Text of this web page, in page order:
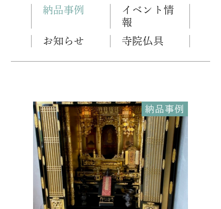
納品事例
イベント情
報
お知らせ
寺院仏具
納品事例